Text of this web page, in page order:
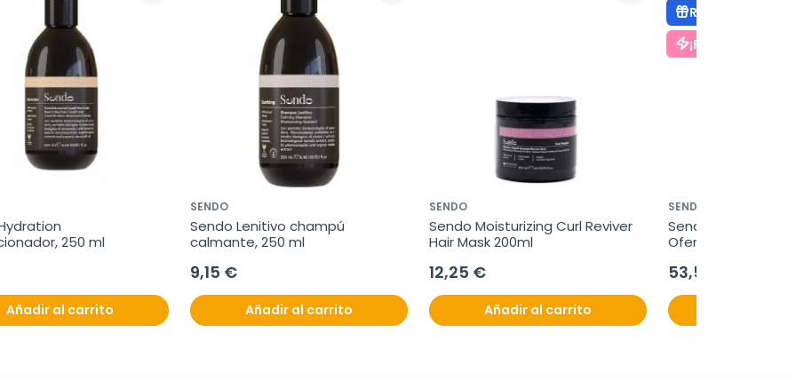
250 ml
Añadir al carrito
SENDO
Sendo Lenitivo champú
calmante, 250 ml
9,15 €
Añadir al carrito
SENDO
Sendo Moisturizing Curl Reviver
Hair Mask 200ml
12,25 €
Añadir al carrito
Regalo
¡Pack Ahorro!
SENDO
Sendo Styling
Oferta Duplo 2x
53,50 €